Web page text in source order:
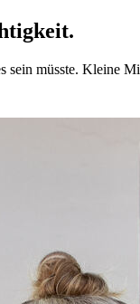
müsste. Kleine